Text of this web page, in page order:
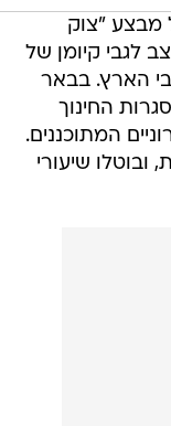
מבצע "צוק
לגבי קיומן של
הארץ. בבאר
החינוך
המתוכננים.
ובוטלו שיעורי